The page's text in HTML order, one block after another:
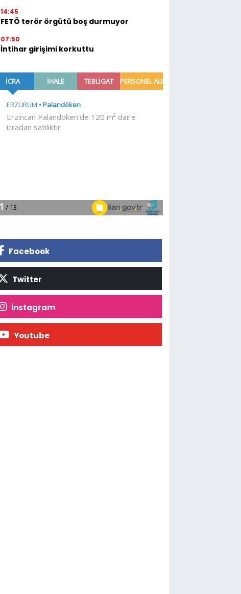
14:45
FETÖ terör örgütü boş durmuyor
07:50
İntihar girişimi korkuttu
Facebook
Twitter
İnstagram
Youtube